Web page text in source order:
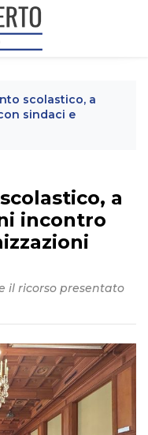
scolastico, a
sindaci e
a
incontro
il ricorso presentato